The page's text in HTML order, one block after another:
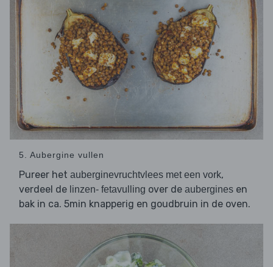
5. Aubergine vullen
Pureer het auberginevruchtvlees met een vork,
verdeel de linzen- fetavulling over de aubergines en
bak in ca. 5min knapperig en goudbruin in de oven.